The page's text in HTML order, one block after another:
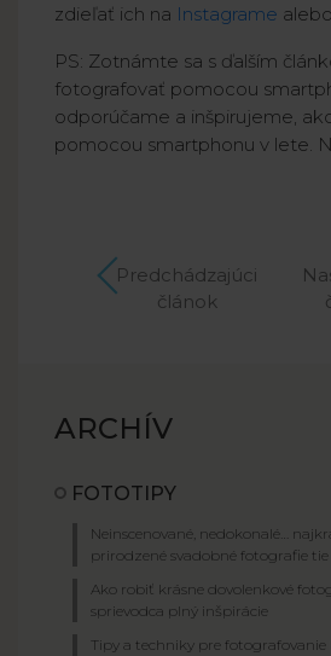
zdieľať ich na Instagrame alebo
PS: Zotnámte sa s ďalším
fotografovať pomocou
odporúčame a inšpirujeme,
pomocou smartphonu v lete.
Predchádzajúci
článok
ARCHÍV
FOTOTIPY
Neinscenované, nedokonalé…
prirodzené svadobné fotografie
Ako robiť krásne dovolenkové
sprievodca plný inšpirácie
Tipy a techniky pre fotografovanie